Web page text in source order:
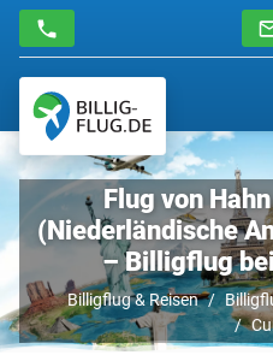
Flug von
(Niederländische
– Billigflug
Billigflug & Reisen